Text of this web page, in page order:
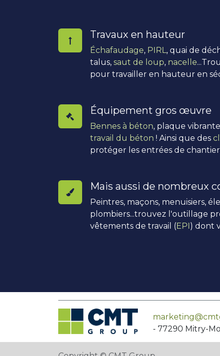
Travaux en hauteur
Échafaudage, PIRL, quai de
talus, saut de loup, nacelle
pour travailler en hauteur en
Équipement gros œuvre
Bennes à béton, plaque
travail du béton ! Ainsi que des
protéger les entrées de
Mais aussi de nombreux
Peintres, maçons, menuisiers,
plombiers...trouvez l'outillage
vêtements de travail (EPI) dont
- 77290 Mitry-